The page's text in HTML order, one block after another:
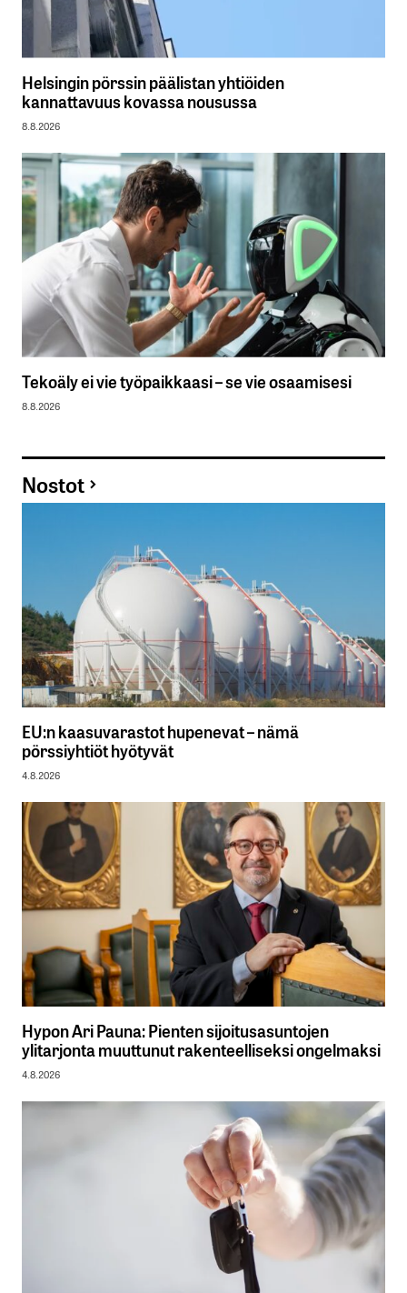
Helsingin pörssin päälistan yhtiöiden
kannattavuus kovassa nousussa
8.8.2026
Tekoäly ei vie työpaikkaasi – se vie osaamisesi
8.8.2026
Nostot
EU:n kaasuvarastot hupenevat – nämä
pörssiyhtiöt hyötyvät
4.8.2026
Hypon Ari Pauna: Pienten sijoitusasuntojen
ylitarjonta muuttunut rakenteelliseksi ongelmaksi
4.8.2026